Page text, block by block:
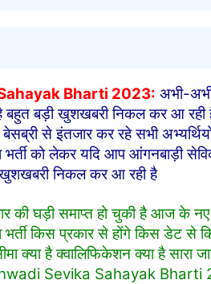
Bharti 2023: अभी-
बड़ी खुशखबरी निकल कर आ रही
बेसब्री से इंतजार कर रहे सभी
भर्ती को लेकर यदि आप आंगनबाड़ी
निकल कर आ रही है
की घड़ी समाप्त हो चुकी है आज के
भर्ती किस प्रकार से होंगे किस डेट
क्या है क्वालिफिकेशन क्या है
Sevika Sahayak Bharti